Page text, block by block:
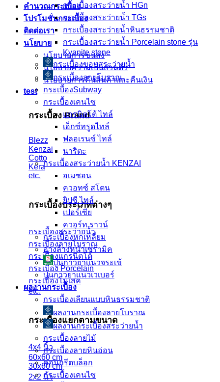
คำนวณกระเบื้อง
โปรโมชั่นกระเบื้อง
ติดต่อเรา
นโยบาย
นโยบายการขนส่ง
นโยบายความเป็นส่วนตัว
นโยบายการคืนสินค้าและคืนเงิน
test
กระเบื้อง Brand
Blezz
Kenzai
Cotto
Kera
etc.
กระเบื้องประเภทต่างๆ
กระเบื้องสระว่ายน้ำ
กระเบื้องลายโบราณ
กระเบื้องแกรนิตโต้
กระเบื้อง Porcelain
กระเบื้องโมเสค
etc.
กระเบื้องแยกตามขนาด
4x4 นิ้ว
60x60 cm
30x60 cm
2x2 นิ้ว
กระเบื้องสระว่ายน้ำ HGn
กระเบื้องสระว่ายน้ำ TGs
กระเบื้องสระว่ายน้ำหินธรรมชาติ
กระเบื้องสระว่ายนํ้า Porcelain stone รุ่น
Kyanite stone
กระเบื้องขอบสระว่ายน้ำ
กระเบื้องลายโบราณ
กระเบื้องSubway
กระเบื้องเคนไซ
แกรนิตโต้ ไทล์
เอ็กซ์ทรูดไทล์
ฟลอเรนซ์ ไทล์
นาริตะ
กระเบื้องสระว่ายน้ำ KENZAI
อเมซอน
ควอทซ์ สโตน
ยิปซี ไทล์
เปอร์เซีย
ควอร์ท ราวน์
กระเบื้องหกเหลี่ยม
อ่างล้างหน้าเซรามิค
ปูนกาวยาเเนวจระเข้
ปูนกาวยาเเนวเวเบอร์
ผลงานกระเบื้อง
กระเบื้องเลียนแบบหินธรรมชาติ
ผลงานกระเบื้องลายโบราณ
ผลงานกระเบื้องสระว่ายนํ้า
กระเบื้องลายไม้
กระเบื้องลายหินอ่อน
คอนกรีตบล็อก
กระเบื้องเคนไซ